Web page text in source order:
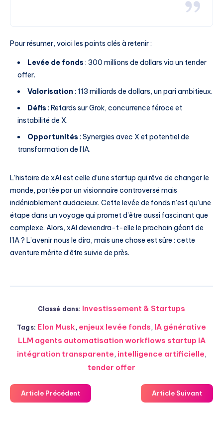
Pour résumer, voici les points clés à retenir :
Levée de fonds : 300 millions de dollars via un tender
offer.
Valorisation : 113 milliards de dollars, un pari ambitieux.
Défis : Retards sur Grok, concurrence féroce et
instabilité de X.
Opportunités : Synergies avec X et potentiel de
transformation de l’IA.
L’histoire de xAI est celle d’une startup qui rêve de changer le
monde, portée par un visionnaire controversé mais
indéniablement audacieux. Cette levée de fonds n’est qu’une
étape dans un voyage qui promet d’être aussi fascinant que
complexe. Alors, xAI deviendra-t-elle le prochain géant de
l’IA ? L’avenir nous le dira, mais une chose est sûre : cette
aventure mérite d’être suivie de près.
Classé dans: Investissement & Startups
Tags: Elon Musk, enjeux levée fonds, IA générative
LLM agents automatisation workflows startup IA
intégration transparente, intelligence artificielle,
tender offer
Article Précédent Article Suivant